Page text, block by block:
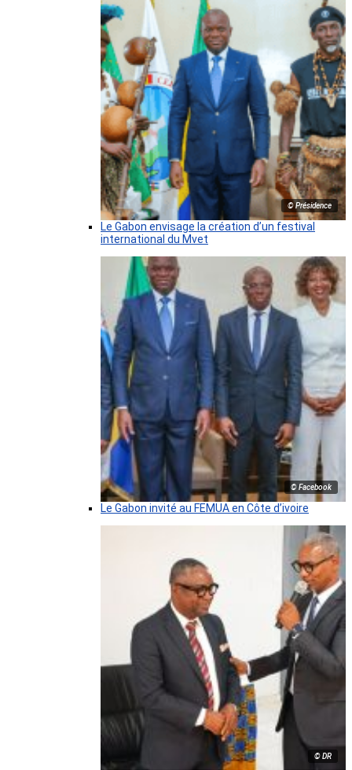
© Présidence
Le Gabon envisage la création d’un festival
international du Mvet
© Facebook
Le Gabon invité au FEMUA en Côte d’ivoire
© DR